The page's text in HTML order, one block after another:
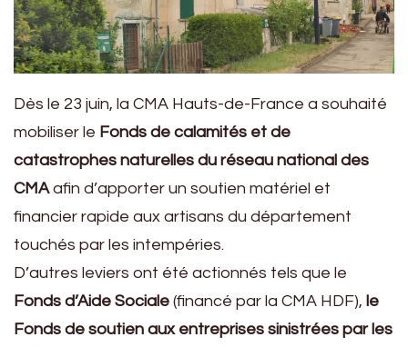
Dès le 23 juin, la CMA Hauts-de-France a souhaité
mobiliser le Fonds de calamités et de
catastrophes naturelles du réseau national des
CMAafin d’apporter un soutien matériel et
financier rapide aux artisans du département
touchés par les intempéries.
D’autres leviers ont été actionnés tels que le
Fonds d’Aide Sociale (financé par la CMA HDF), le
Fonds de soutien aux entreprises sinistrées par les